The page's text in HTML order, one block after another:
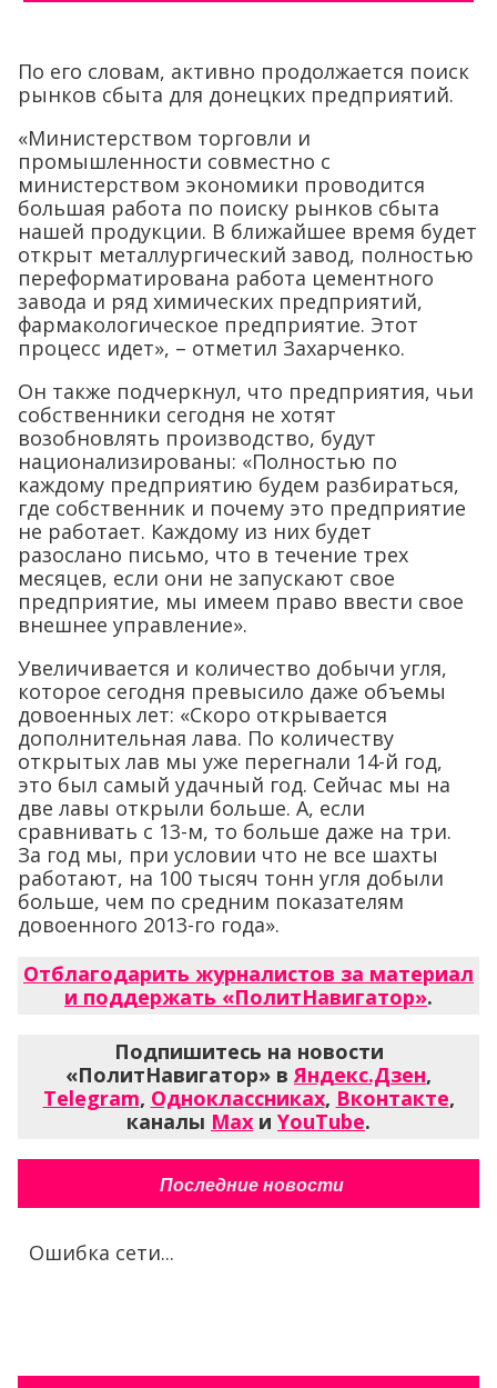
По его словам, активно продолжается поиск
рынков сбыта для донецких предприятий.
«Министерством торговли и
промышленности совместно с
министерством экономики проводится
большая работа по поиску рынков сбыта
нашей продукции. В ближайшее время будет
открыт металлургический завод, полностью
переформатирована работа цементного
завода и ряд химических предприятий,
фармакологическое предприятие. Этот
процесс идет», – отметил Захарченко.
Он также подчеркнул, что предприятия, чьи
собственники сегодня не хотят
возобновлять производство, будут
национализированы: «Полностью по
каждому предприятию будем разбираться,
где собственник и почему это предприятие
не работает. Каждому из них будет
разослано письмо, что в течение трех
месяцев, если они не запускают свое
предприятие, мы имеем право ввести свое
внешнее управление».
Увеличивается и количество добычи угля,
которое сегодня превысило даже объемы
довоенных лет: «Скоро открывается
дополнительная лава. По количеству
открытых лав мы уже перегнали 14-й год,
это был самый удачный год. Сейчас мы на
две лавы открыли больше. А, если
сравнивать с 13-м, то больше даже на три.
За год мы, при условии что не все шахты
работают, на 100 тысяч тонн угля добыли
больше, чем по средним показателям
довоенного 2013-го года».
Отблагодарить журналистов за материал
и поддержать «ПолитНавигатор».
Подпишитесь на новости
«ПолитНавигатор» вЯндекс.Дзен,
Telegram, Одноклассниках, Вконтакте,
каналы Max и YouTube.
Последние новости
Ошибка сети...